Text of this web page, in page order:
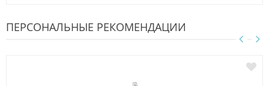
ПЕРСОНАЛЬНЫЕ РЕКОМЕНДАЦИИ